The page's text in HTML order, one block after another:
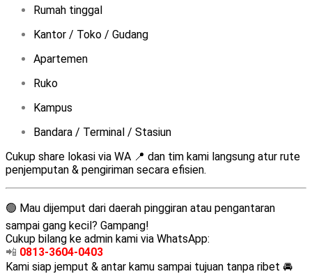
Rumah tinggal
Kantor / Toko / Gudang
Apartemen
Ruko
Kampus
Bandara / Terminal / Stasiun
Cukup share lokasi via WA 📍 dan tim kami langsung atur rute
penjemputan & pengiriman secara efisien.
🟢 Mau dijemput dari daerah pinggiran atau pengantaran
sampai gang kecil? Gampang!
Cukup bilang ke admin kami via WhatsApp:
📲 0813-3604-0403
Kami siap jemput & antar kamu sampai tujuan tanpa ribet 🚘